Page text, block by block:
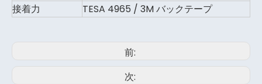
接着力
TESA 4965 / 3M バックテープ
前:
次: